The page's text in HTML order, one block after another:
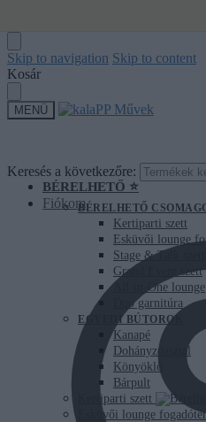
Skip to navigation Skip to content
Kosár
MENÜ
Keresés a következőre:
Fiókom
BÉRELHETŐ ⭐
BÉRELHETŐ
Kertiparti szett
Esküvői lounge
Stage & Talk szett
Grand Event szett
All-in-One lounge
Duo garnitúra
EGYEDI BÚTOROK
Kanapé
Dohányzóasztal
Könyöklő
Bárpult
Kertiparti szett
Esküvői lounge fogadótér